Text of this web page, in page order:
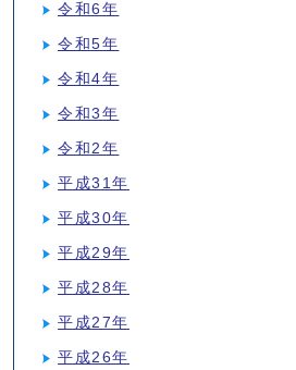
令和6年
令和5年
令和4年
令和3年
令和2年
平成31年
平成30年
平成29年
平成28年
平成27年
平成26年